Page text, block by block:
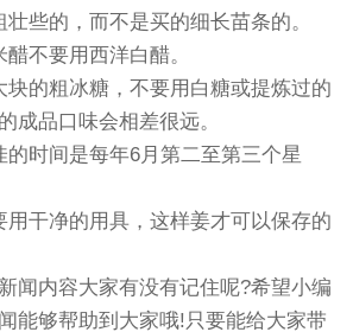
的，而不是买的细长苗条的。
不要用西洋白醋。
的粗冰糖，不要用白糖或提炼过的
成品口味会相差很远。
时间是每年6月第二至第三个星
干净的用具，这样姜才可以保存的
内容大家有没有记住呢?希望小编
能够帮助到大家哦!只要能给大家带